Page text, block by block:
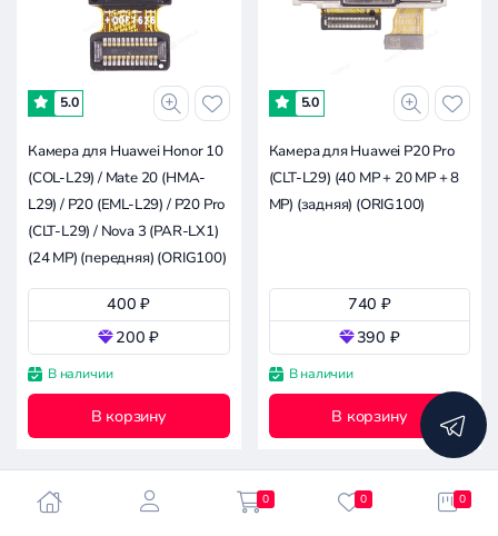
Совместимость
Huawei
Apple
Asus
Huawei P20 Pro (CLT-L29)
Сбросить
5.0
Камера для Huawei Honor 10
(COL-L29) / Mate 20 (HMA-
L29) / P20 (EML-L29) / P20 Pro
(CLT-L29) / Nova 3 (PAR-LX1)
(24 MP) (передняя) (ORIG100)
400 ₽
200 ₽
В наличии
В корзину
5.0
Камера для Huawei P20 Pro
(CLT-L29) (40 MP + 20 MP + 8
MP) (задняя) (ORIG100)
740 ₽
390 ₽
В наличии
В корзину
0 0 0